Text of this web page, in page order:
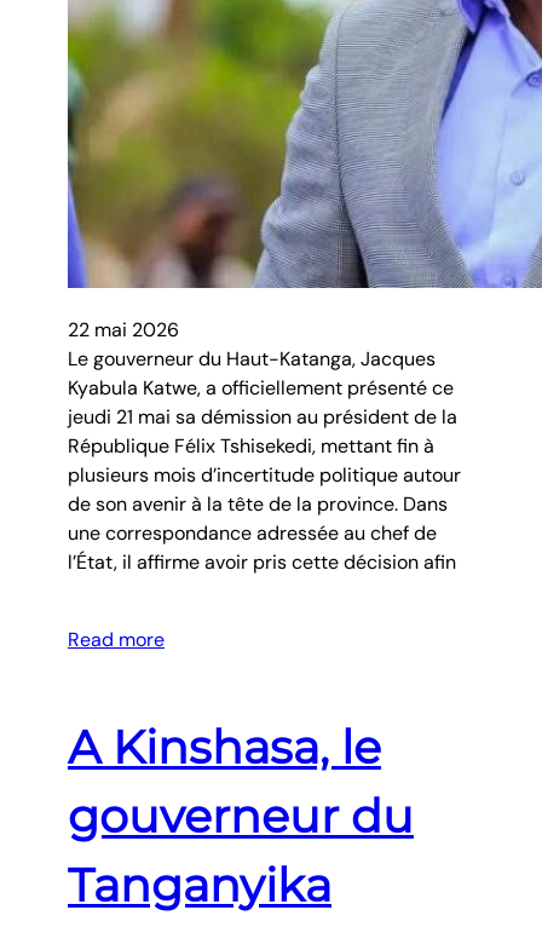
22 mai 2026
Le gouverneur du Haut-Katanga, Jacques
Kyabula Katwe, a officiellement présenté ce
jeudi 21 mai sa démission au président de la
République Félix Tshisekedi, mettant fin à
plusieurs mois d’incertitude politique autour
de son avenir à la tête de la province. Dans
une correspondance adressée au chef de
l’État, il affirme avoir pris cette décision afin
Read more
A Kinshasa, le
gouverneur du
Tanganyika